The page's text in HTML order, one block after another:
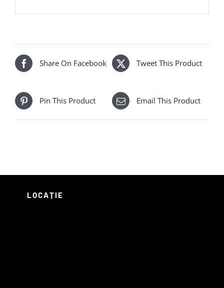
Share On Facebook Tweet This Product
Pin This Product Email This Product
LOCAȚIE